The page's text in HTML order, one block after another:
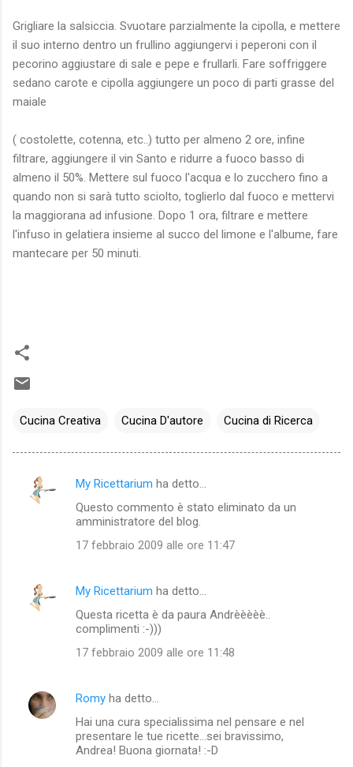
Grigliare la salsiccia. Svuotare parzialmente la cipolla, e mettere
il suo interno dentro un frullino aggiungervi i peperoni con il
pecorino aggiustare di sale e pepe e frullarli. Fare soffriggere
sedano carote e cipolla aggiungere un poco di parti grasse del
maiale
( costolette, cotenna, etc..) tutto per almeno 2 ore, infine
filtrare, aggiungere il vin Santo e ridurre a fuoco basso di
almeno il 50%. Mettere sul fuoco l'acqua e lo zucchero fino a
quando non si sarà tutto sciolto, toglierlo dal fuoco e mettervi
la maggiorana ad infusione. Dopo 1 ora, filtrare e mettere
l'infuso in gelatiera insieme al succo del limone e l'albume, fare
mantecare per 50 minuti.
Cucina Creativa Cucina D'autore Cucina di Ricerca
C
n
My Ricettarium ha detto…
Questo commento è stato eliminato da un
amministratore del blog.
17 febbraio 2009 alle ore 11:47
My Ricettarium ha detto…
Questa ricetta è da paura Andrèèèèè..
complimenti :-)))
17 febbraio 2009 alle ore 11:48
Romy ha detto…
Hai una cura specialissima nel pensare e nel
presentare le tue ricette...sei bravissimo,
Andrea! Buona giornata! :-D